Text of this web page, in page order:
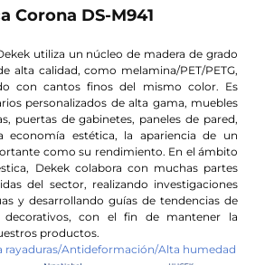
Corona DS-M941
utiliza un núcleo de madera de grado
alta calidad, como melamina/PET/PETG,
con cantos finos del mismo color. Es
personalizados de alta gama, muebles
puertas de gabinetes, paneles de pared,
estética, la apariencia de un
como su rendimiento. En el ámbito
Dekek colabora con muchas partes
del sector, realizando investigaciones
y desarrollando guías de tendencias de
con el fin de mantener la
productos.
rayaduras/Antideformación/Alta humedad